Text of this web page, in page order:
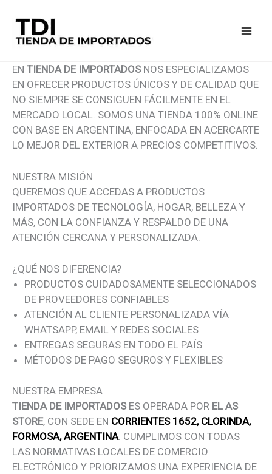
CONTENIDO
EN TIENDA DE IMPORTADOSNOS ESPECIALIZAMOS
EN OFRECER PRODUCTOS ÚNICOS Y DE CALIDAD QUE
NO SIEMPRE SE CONSIGUEN FÁCILMENTE EN EL
MERCADO LOCAL. SOMOS UNA TIENDA 100% ONLINE
CON BASE EN ARGENTINA, ENFOCADA EN ACERCARTE
LO MEJOR DEL EXTERIOR A PRECIOS COMPETITIVOS.
NUESTRA MISIÓN
QUEREMOS QUE ACCEDAS A PRODUCTOS
IMPORTADOS DE TECNOLOGÍA, HOGAR, BELLEZA Y
MÁS, CON LA CONFIANZA Y RESPALDO DE UNA
ATENCIÓN CERCANA Y PERSONALIZADA.
¿QUÉ NOS DIFERENCIA?
PRODUCTOS CUIDADOSAMENTE SELECCIONADOS
DE PROVEEDORES CONFIABLES
ATENCIÓN AL CLIENTE PERSONALIZADA VÍA
WHATSAPP, EMAIL Y REDES SOCIALES
ENTREGAS SEGURAS EN TODO EL PAÍS
MÉTODOS DE PAGO SEGUROS Y FLEXIBLES
NUESTRA EMPRESA
TIENDA DE IMPORTADOSES OPERADA POR EL AS
STORE, CON SEDE EN CORRIENTES 1652, CLORINDA,
FORMOSA, ARGENTINA. CUMPLIMOS CON TODAS
LAS NORMATIVAS LOCALES DE COMERCIO
ELECTRÓNICO Y PRIORIZAMOS UNA EXPERIENCIA DE